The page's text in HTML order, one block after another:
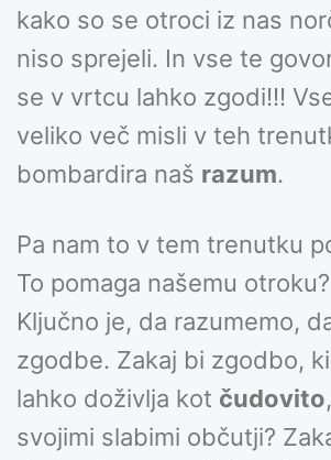
kako so se otroci iz nas
niso sprejeli. In vse te
se v vrtcu lahko zgodi!!!
veliko več misli v teh
bombardira naš razum.
Pa nam to v tem trenutku
To pomaga našemu
Ključno je, da razumemo,
zgodbe. Zakaj bi zgodbo,
lahko doživlja kot čudovito
svojimi slabimi občutji?